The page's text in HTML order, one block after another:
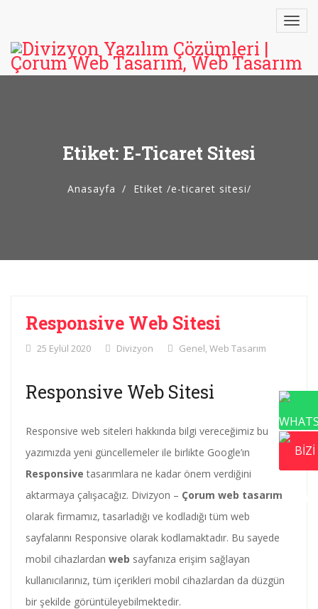
Etiket: E-Ticaret Sitesi
Anasayfa Etiket /e-ticaret sitesi/
Responsive Web Sitesi
25 Eylül 2020 Divizyon Genel,Web Tasarım
Responsive Web Sitesi
Responsive web siteleri hakkında bilgi vereceğimiz bu
yazımızda yeni güncellemeler ile birlikte Google’ın
Responsivetasarımlara ne kadar önem verdiğini
aktarmaya çalışacağız. Divizyon – Çorum web tasarım
olarak firmamız, tasarladığı ve kodladığı tüm web
sayfalarını Responsive olarak kodlamaktadır. Bu sayede
mobil cihazlardan web sayfanıza erişim sağlayan
kullanıcılarınız, tüm içerikleri mobil cihazlardan da düzgün
bir şekilde görüntüleyebilmektedir.